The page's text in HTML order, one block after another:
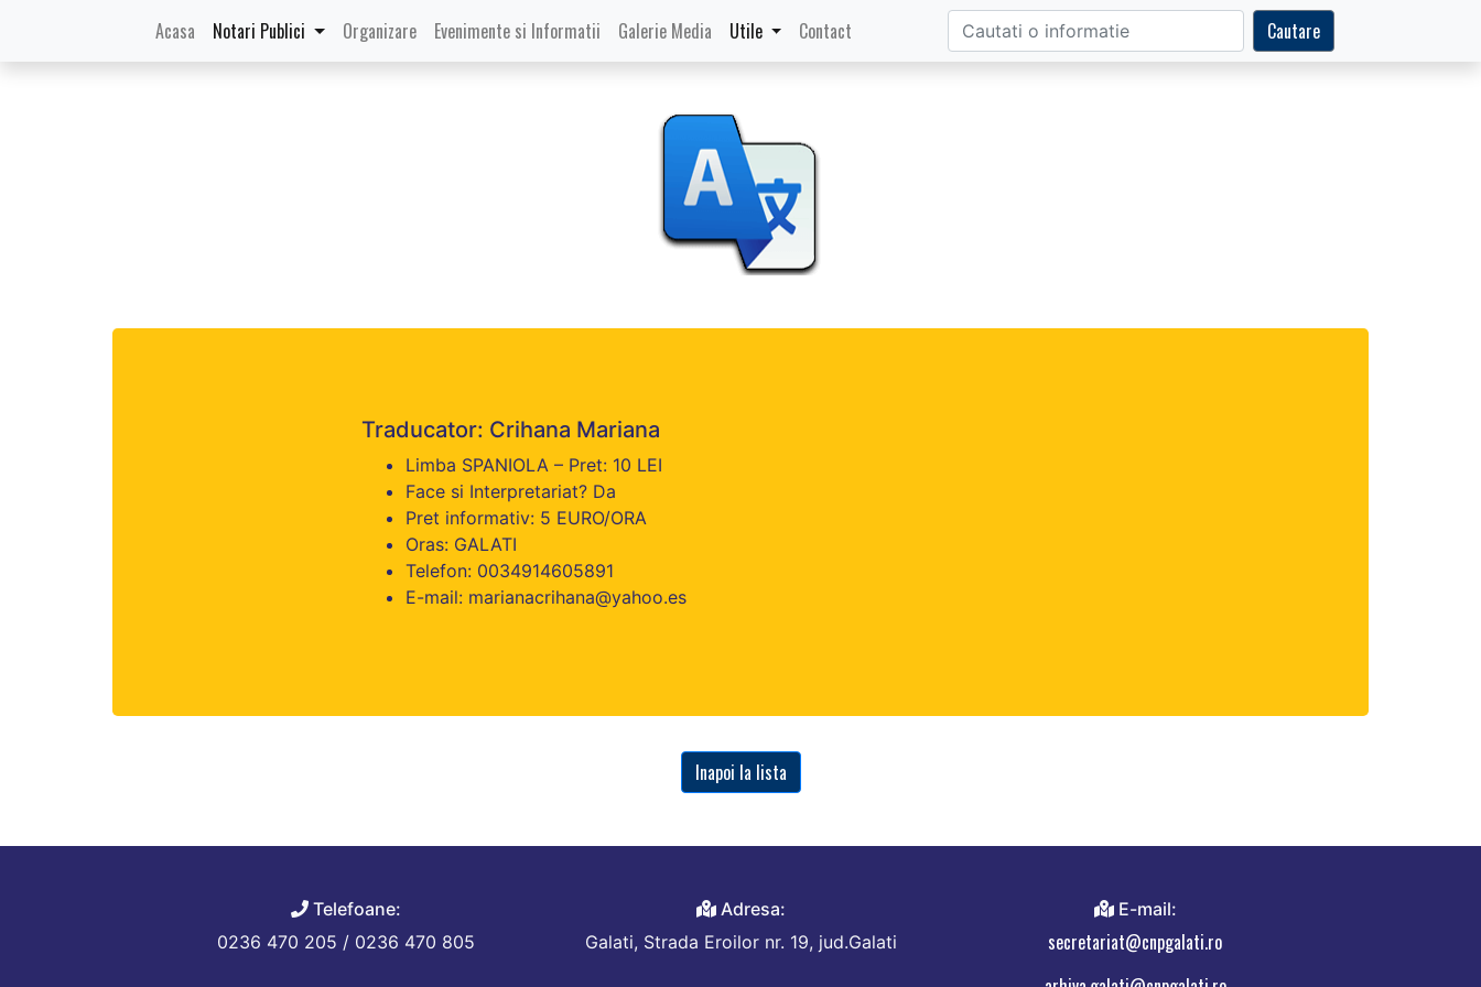
Acasa (current)
Notari Publici Organizare Evenimente si Informatii Galerie Media Utile Contact Cautare
Traducator: Crihana Mariana
Limba SPANIOLA – Pret: 10 LEI
Face si Interpretariat? Da
Pret informativ: 5 EURO/ORA
Oras: GALATI
Telefon: 0034914605891
E-mail: marianacrihana@yahoo.es
Inapoi la lista
Telefoane:
0236 470 205 / 0236 470 805
Adresa:
Galati, Strada Eroilor nr. 19, jud.Galati
E-mail:
secretariat@cnpgalati.ro